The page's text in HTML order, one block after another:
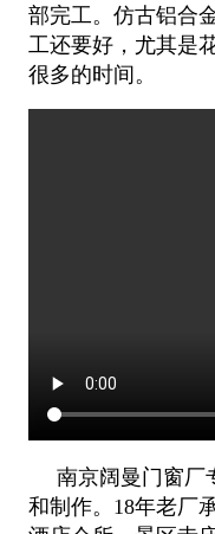
部完工。仿古铝合
工还要好，尤其是
很多的时间。
南京阔曼门窗厂
和制作。18年老厂